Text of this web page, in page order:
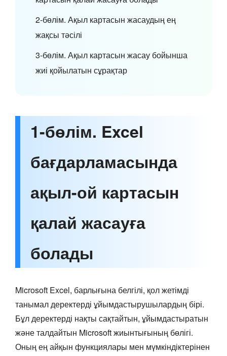
2-бөлім. Ақыл картасын жасаудың ең
жақсы тәсілі
3-бөлім. Ақыл картасын жасау бойынша
жиі қойылатын сұрақтар
1-бөлім. Excel
бағдарламасында
ақыл-ой картасын
қалай жасауға
болады
Microsoft Excel, барлығына белгілі, қол жетімді
танымал деректерді ұйымдастырушылардың бірі.
Бұл деректерді нақты сақтайтын, ұйымдастыратын
және талдайтын Microsoft жиынтығының бөлігі.
Оның ең айқын функциялары мен мүмкіндіктерінен